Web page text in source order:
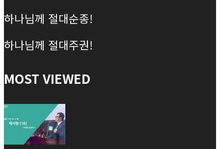
하나님께 절대순종!
하나님께 절대주권!
MOST VIEWED